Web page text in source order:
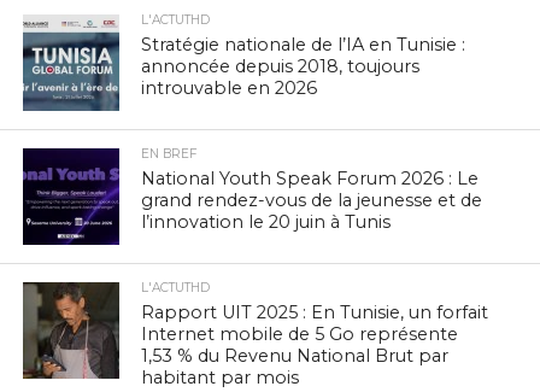
L'ACTUTHD
Stratégie nationale de l’IA en Tunisie :
annoncée depuis 2018, toujours
introuvable en 2026
EN BREF
National Youth Speak Forum 2026 : Le
grand rendez-vous de la jeunesse et de
l’innovation le 20 juin à Tunis
L'ACTUTHD
Rapport UIT 2025 : En Tunisie, un forfait
Internet mobile de 5 Go représente
1,53 % du Revenu National Brut par
habitant par mois